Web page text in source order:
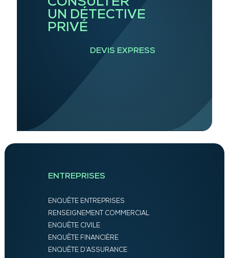
UN DÉTECTIVE
PRIVÉ
DEVIS EXPRESS
ENTREPRISES
ENQUÊTE ENTREPRISES
RENSEIGNEMENT COMMERCIAL
ENQUÊTE CIVILE
ENQUÊTE FINANCIÈRE
ENQUÊTE D’ASSURANCE